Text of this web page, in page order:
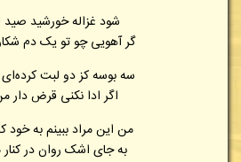
شود غزاله خورشید صید
گر آهویی چو تو یک دم
سه بوسه کز دو لبت
اگر ادا نکنی قرض دار
من این مراد ببینم به خود
به جای اشک روان در